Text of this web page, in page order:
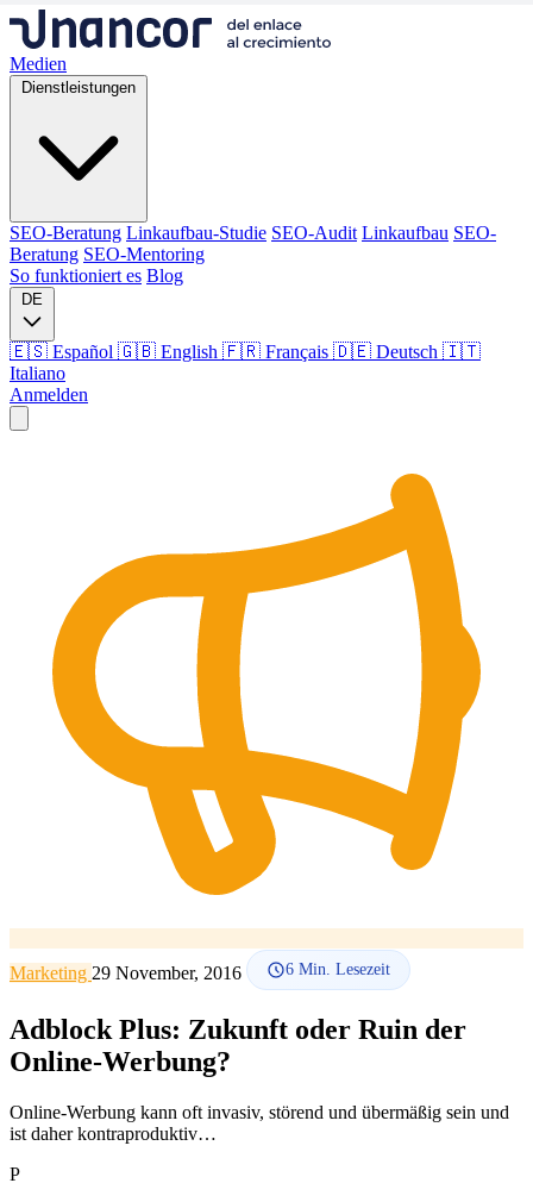
Medien
Dienstleistungen
SEO-Beratung Linkaufbau-Studie SEO-Audit Linkaufbau SEO-
Beratung SEO-Mentoring
So funktioniert es Blog
DE
🇪🇸 Español 🇬🇧 English 🇫🇷 Français 🇩🇪 Deutsch 🇮🇹
Italiano
Anmelden
SEO-Beratung Linkaufbau-Studie Linkaufbau
SEO-
Beratung
SEO-Mentoring
So funktioniert es
Sprache
🇪🇸 ES
🇬🇧 EN 🇫🇷 FR 🇩🇪 DE
Marketing 29 November, 2016 6 Min. Lesezeit
Adblock Plus: Zukunft oder Ruin der
Online-Werbung?
Online-Werbung kann oft invasiv, störend und übermäßig sein und
ist daher kontraproduktiv…
P